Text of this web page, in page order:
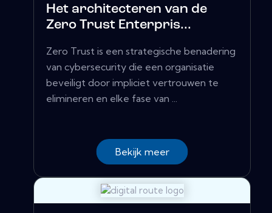
Het architecteren van de
Zero Trust Enterpris...
Zero Trust is een strategische benadering
van cybersecurity die een organisatie
beveiligt door impliciet vertrouwen te
elimineren en elke fase van ...
Bekijk meer